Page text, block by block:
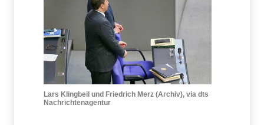
Lars Klingbeil und Friedrich Merz (Archiv), via dts
Nachrichtenagentur